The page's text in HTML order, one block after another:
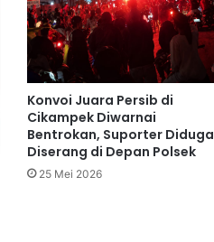
Konvoi Juara Persib di
Cikampek Diwarnai
Bentrokan, Suporter Diduga
Diserang di Depan Polsek
25 Mei 2026